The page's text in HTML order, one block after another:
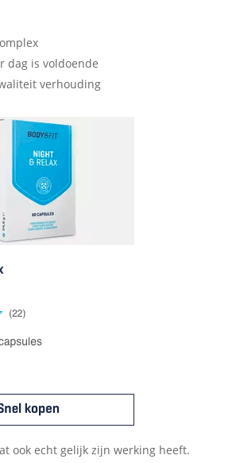
dag is voldoende
verhouding
ook echt gelijk zijn werking heeft.